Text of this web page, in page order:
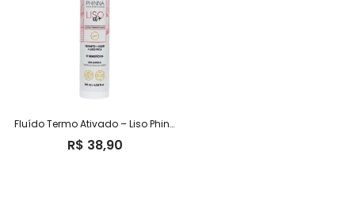
Fluído Termo Ativado – Liso Phinna
R$ 38,90